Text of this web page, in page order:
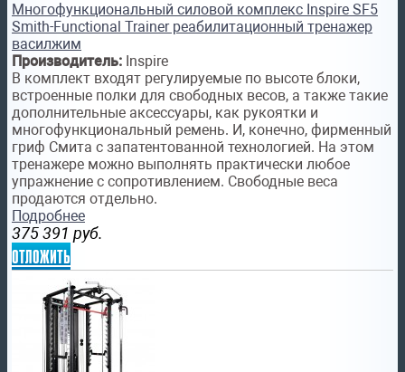
Многофункциональный силовой комплекс Inspire SF5
Smith-Functional Trainer реабилитационный тренажер
василжим
Производитель: Inspire
В комплект входят регулируемые по высоте блоки,
встроенные полки для свободных весов, а также такие
дополнительные аксессуары, как рукоятки и
многофункциональный ремень. И, конечно, фирменный
гриф Смита с запатентованной технологией. На этом
тренажере можно выполнять практически любое
упражнение с сопротивлением. Свободные веса
продаются отдельно.
Подробнее
375 391 руб.
отложить